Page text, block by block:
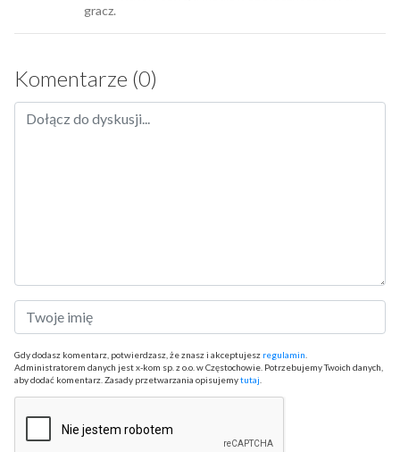
gracz.
Komentarze (0)
Gdy dodasz komentarz, potwierdzasz, że znasz i akceptujesz regulamin
Administratorem danych jest x-kom sp. z o.o. w Częstochowie. Potrzebujemy Twoich danych,
aby dodać komentarz. Zasady przetwarzania opisujemytutaj